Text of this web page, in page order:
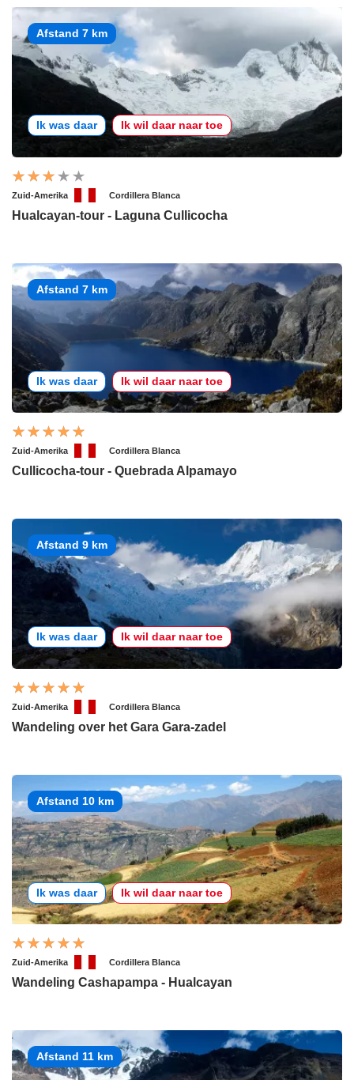
Afstand 7 km
Ik was daar Ik wil daar naar toe
Zuid-Amerika Cordillera Blanca
Hualcayan-tour - Laguna Cullicocha
Afstand 7 km
Ik was daar Ik wil daar naar toe
Zuid-Amerika Cordillera Blanca
Cullicocha-tour - Quebrada Alpamayo
Afstand 9 km
Ik was daar Ik wil daar naar toe
Zuid-Amerika Cordillera Blanca
Wandeling over het Gara Gara-zadel
Afstand 10 km
Ik was daar Ik wil daar naar toe
Zuid-Amerika Cordillera Blanca
Wandeling Cashapampa - Hualcayan
Afstand 11 km